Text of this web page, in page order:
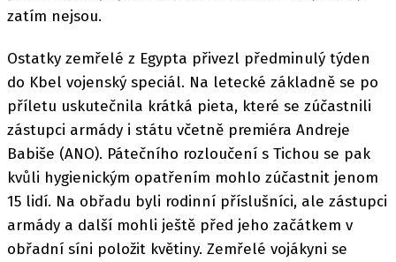
zatím nejsou.
Ostatky zemřelé z Egypta přivezl předminulý týden
do Kbel vojenský speciál. Na letecké základně se po
příletu uskutečnila krátká pieta, které se zúčastnili
zástupci armády i státu včetně premiéra Andreje
Babiše (ANO). Pátečního rozloučení s Tichou se pak
kvůli hygienickým opatřením mohlo zúčastnit jenom
15 lidí. Na obřadu byli rodinní příslušníci, ale zástupci
armády a další mohli ještě před jeho začátkem v
obřadní síni položit květiny. Zemřelé vojákyni se